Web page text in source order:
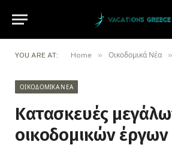
YOU ARE AT: Home » Οικοδομικά Νέα »
ΟΙΚΟΔΟΜΙΚΆ ΝΈΑ
Κατασκευές
οικοδομικών έργων